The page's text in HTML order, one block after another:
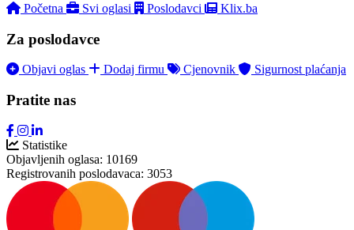
Početna Svi oglasi Poslodavci Klix.ba
Za poslodavce
Objavi oglas Dodaj firmu Cjenovnik Sigurnost plaćanja
Pratite nas
Statistike
Objavljenih oglasa: 10169
Registrovanih poslodavaca: 3053